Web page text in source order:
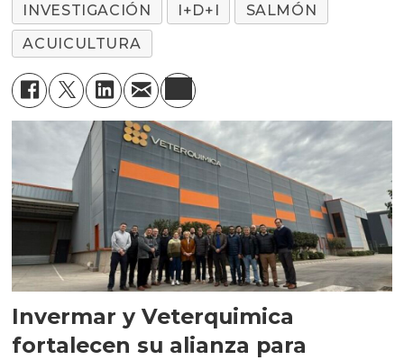
INVESTIGACIÓN
I+D+I
SALMÓN
ACUICULTURA
Invermar y Veterquimica
fortalecen su alianza para